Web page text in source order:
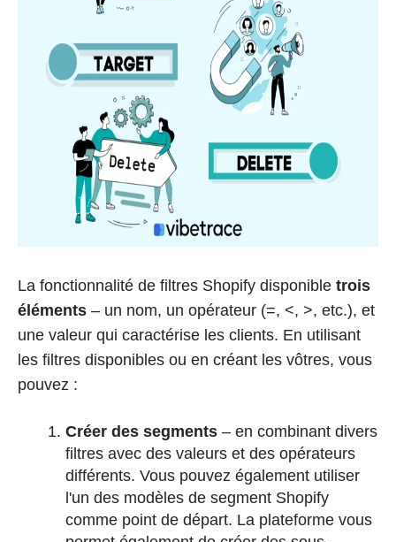
La fonctionnalité de filtres Shopify disponible trois
éléments – un nom, un opérateur (=, <, >, etc.), et
une valeur qui caractérise les clients. En utilisant
les filtres disponibles ou en créant les vôtres, vous
pouvez :
Créer des segments – en combinant divers
filtres avec des valeurs et des opérateurs
différents. Vous pouvez également utiliser
l'un des modèles de segment Shopify
comme point de départ. La plateforme vous